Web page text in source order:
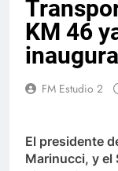
KM 46
FM Estudio 2
El presidente
Marinucci, y el